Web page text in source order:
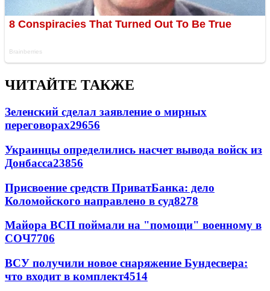
ЧИТАЙТЕ ТАКЖЕ
Зеленский сделал заявление о мирных
переговорах29656
Украинцы определились насчет вывода войск из
Донбасса23856
Присвоение средств ПриватБанка: дело
Коломойского направлено в суд8278
Майора ВСП поймали на "помощи" военному в
СОЧ7706
ВСУ получили новое снаряжение Бундесвера:
что входит в комплект4514